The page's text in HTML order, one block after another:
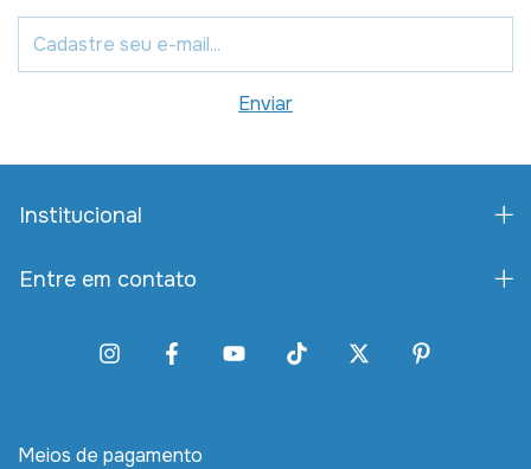
Institucional
Entre em contato
Meios de pagamento